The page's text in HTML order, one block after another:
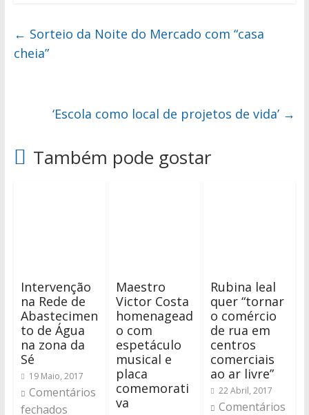
← Sorteio da Noite do Mercado com “casa
cheia”
‘Escola como local de projetos de vida’ →
Também pode gostar
Intervenção
na Rede de
Abastecimen
to de Água
na zona da
Sé
19 Maio, 2017
Comentários
fechados
Maestro
Victor Costa
homenagead
o com
espetáculo
musical e
placa
comemorati
va
Rubina leal
quer “tornar
o comércio
de rua em
centros
comerciais
ao ar livre”
22 Abril, 2017
Comentários